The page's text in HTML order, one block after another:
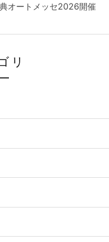
オートメッセ2026開催
リ